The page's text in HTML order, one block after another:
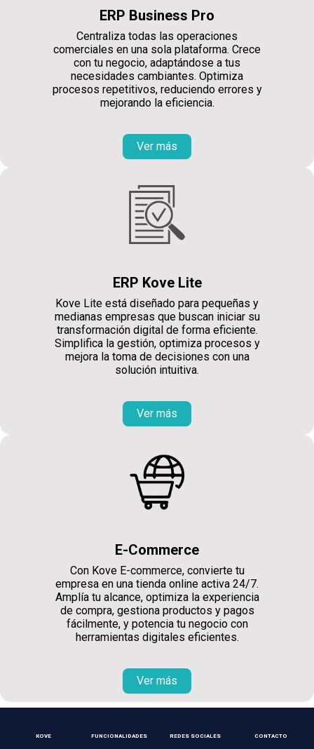
ERP Business Pro
Centraliza todas las operaciones
comerciales en una sola plataforma. Crece
con tu negocio, adaptándose a tus
necesidades cambiantes. Optimiza
procesos repetitivos, reduciendo errores y
mejorando la eficiencia.
Ver más
ERP Kove Lite
Kove Lite está diseñado para pequeñas y
medianas empresas que buscan iniciar su
transformación digital de forma eficiente.
Simplifica la gestión, optimiza procesos y
mejora la toma de decisiones con una
solución intuitiva.
Ver más
E-Commerce
Con Kove E-commerce, convierte tu
empresa en una tienda online activa 24/7.
Amplía tu alcance, optimiza la experiencia
de compra, gestiona productos y pagos
fácilmente, y potencia tu negocio con
herramientas digitales eficientes.
Ver más
KOVE FUNCIONALIDADES REDES SOCIALES CONTACTO